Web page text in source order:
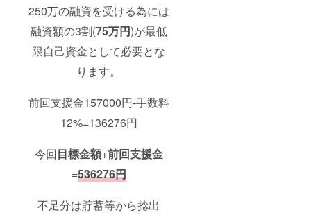
250万の融資を受ける為には
融資額の3割(75万円)が最低
限自己資金として必要とな
ります。
前回支援金157000円-手数料
12%=136276円
今回目標金額+前回支援金
=536276円
不足分は貯蓄等から捻出